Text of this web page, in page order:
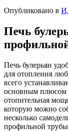
Опубликовано в
Печь
Печь булерьян
для отопления
всего
основным плюсом
отопительная
которую можно
несколько
профильной